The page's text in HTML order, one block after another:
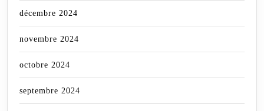
décembre 2024
novembre 2024
octobre 2024
septembre 2024